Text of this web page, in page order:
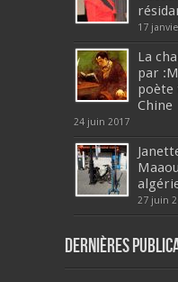
17
La
par
poète
Chine
24 juin 2017
27 juin
Dernières